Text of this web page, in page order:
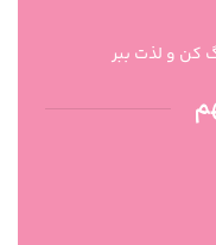
کن و لذت ببر